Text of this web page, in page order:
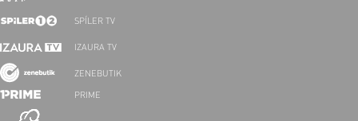
SPÍLER TV
IZAURA TV
ZENEBUTIK
PRIME